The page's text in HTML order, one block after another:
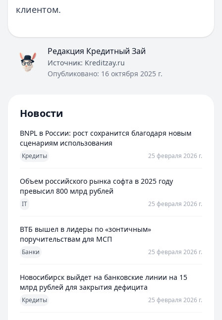
клиентом.
Редакция Кредитный Зай
Источник: Kreditzay.ru
Опубликовано: 16 октября 2025 г.
Новости
BNPL в России: рост сохранится благодаря новым
сценариям использования
Кредиты 25 февраля 2026 г.
Объем российского рынка софта в 2025 году
превысил 800 млрд рублей
IT 25 февраля 2026 г.
ВТБ вышел в лидеры по «зонтичным»
поручительствам для МСП
Банки 25 февраля 2026 г.
Новосибирск выйдет на банковские линии на 15
млрд рублей для закрытия дефицита
Кредиты 25 февраля 2026 г.